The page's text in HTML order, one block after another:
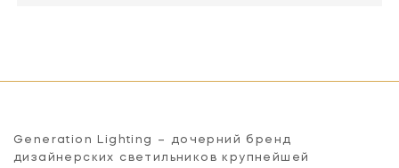
Generation Lighting – дочерний бренд
дизайнерских светильников крупнейшей